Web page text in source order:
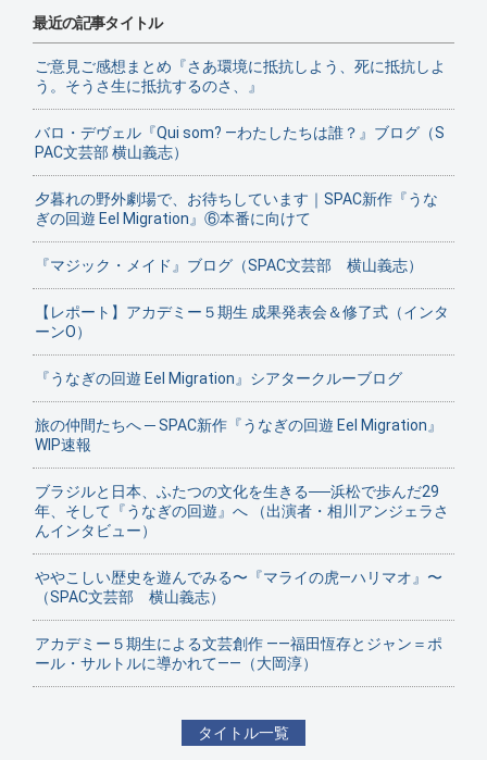
最近の記事タイトル
ご意見ご感想まとめ『さあ環境に抵抗しよう、死に抵抗しよ
う。そうさ生に抵抗するのさ、』
バロ・デヴェル『Qui som? ―わたしたちは誰？』ブログ（S
PAC文芸部 横山義志）
夕暮れの野外劇場で、お待ちしています｜SPAC新作『うな
ぎの回遊 Eel Migration』⑥本番に向けて
『マジック・メイド』ブログ（SPAC文芸部 横山義志）
【レポート】アカデミー５期生 成果発表会＆修了式（インタ
ーンO）
『うなぎの回遊 Eel Migration』シアタークルーブログ
旅の仲間たちへ ─ SPAC新作『うなぎの回遊 Eel Migration』
WIP速報
ブラジルと日本、ふたつの文化を生きる──浜松で歩んだ29
年、そして『うなぎの回遊』へ （出演者・相川アンジェラさ
んインタビュー）
ややこしい歴史を遊んでみる〜『マライの虎—ハリマオ』〜
（SPAC文芸部 横山義志）
アカデミー５期生による文芸創作 ——福田恆存とジャン＝ポ
ール・サルトルに導かれて——（大岡淳）
タイトル一覧